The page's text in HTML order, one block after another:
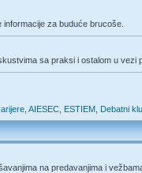
za buduće brucoše.
sa praksi i ostalom u
AIESEC ESTIEM Debatni
na predavanjima i